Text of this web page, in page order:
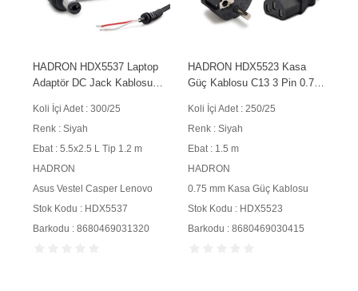
HADRON HDX5537 Laptop
Adaptör DC Jack Kablosu
Siyah
Koli İçi Adet : 300/25
Renk : Siyah
Ebat : 5.5x2.5 L Tip 1.2 m
HADRON
Asus Vestel Casper Lenovo
Stok Kodu : HDX5537
Barkodu : 8680469031320
HADRON HDX5523 Kasa
Güç Kablosu C13 3 Pin 0.75
Koli İçi Adet : 250/25
Renk : Siyah
Ebat : 1.5 m
HADRON
0.75 mm Kasa Güç Kablosu
Stok Kodu : HDX5523
Barkodu : 8680469030415